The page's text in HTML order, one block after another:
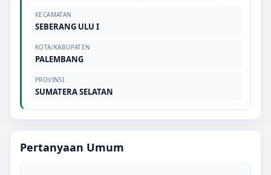
KECAMATAN
SEBERANG ULU I
KOTA/KABUPATEN
PALEMBANG
PROVINSI
SUMATERA SELATAN
Pertanyaan Umum